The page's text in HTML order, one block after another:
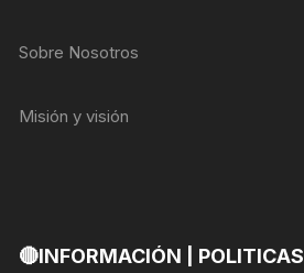
Sobre Nosotros
Misión y visión
🔴INFORMACIÓN | POLITICAS